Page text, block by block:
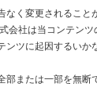
く変更されること
会社は当コンテン
ンツに起因するいか
または一部を無断